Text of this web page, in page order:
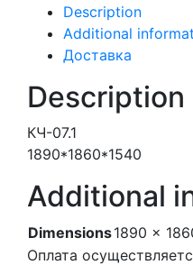
Description
Additional
Доставка
Description
КЧ-07.1
1890*1860*1540
Additional
Dimensions1890 ×
Оплата